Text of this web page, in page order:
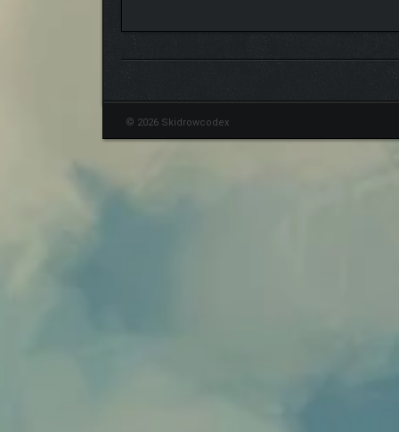
© 2026 Skidrowcodex